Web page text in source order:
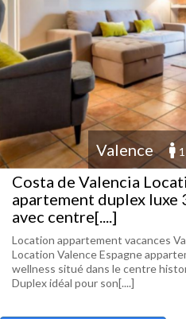
Valence
Costa de Valencia
apartement duplex luxe
avec centre[....]
Location appartement vacances
Location Valence Espagne
wellness situé dans le centre
Duplex idéal pour son[....]